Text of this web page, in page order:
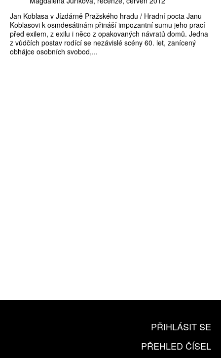
Jan Koblasa v Jízdárně Pražského hradu / Hradní pocta Janu
Koblasovi k osmdesátinám přináší impozantní sumu jeho prací
před exilem, z exilu i něco z opakovaných návratů domů. Jedna
z vůdčích postav rodící se nezávislé scény 60. let, zanícený
obhájce osobních svobod,...
PŘIHLÁSIT SE
PŘEHLED ČÍSEL